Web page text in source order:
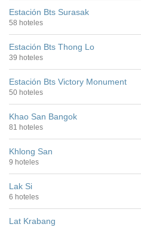
Estación Bts Surasak
58 hoteles
Estación Bts Thong Lo
39 hoteles
Estación Bts Victory Monument
50 hoteles
Khao San Bangok
81 hoteles
Khlong San
9 hoteles
Lak Si
6 hoteles
Lat Krabang